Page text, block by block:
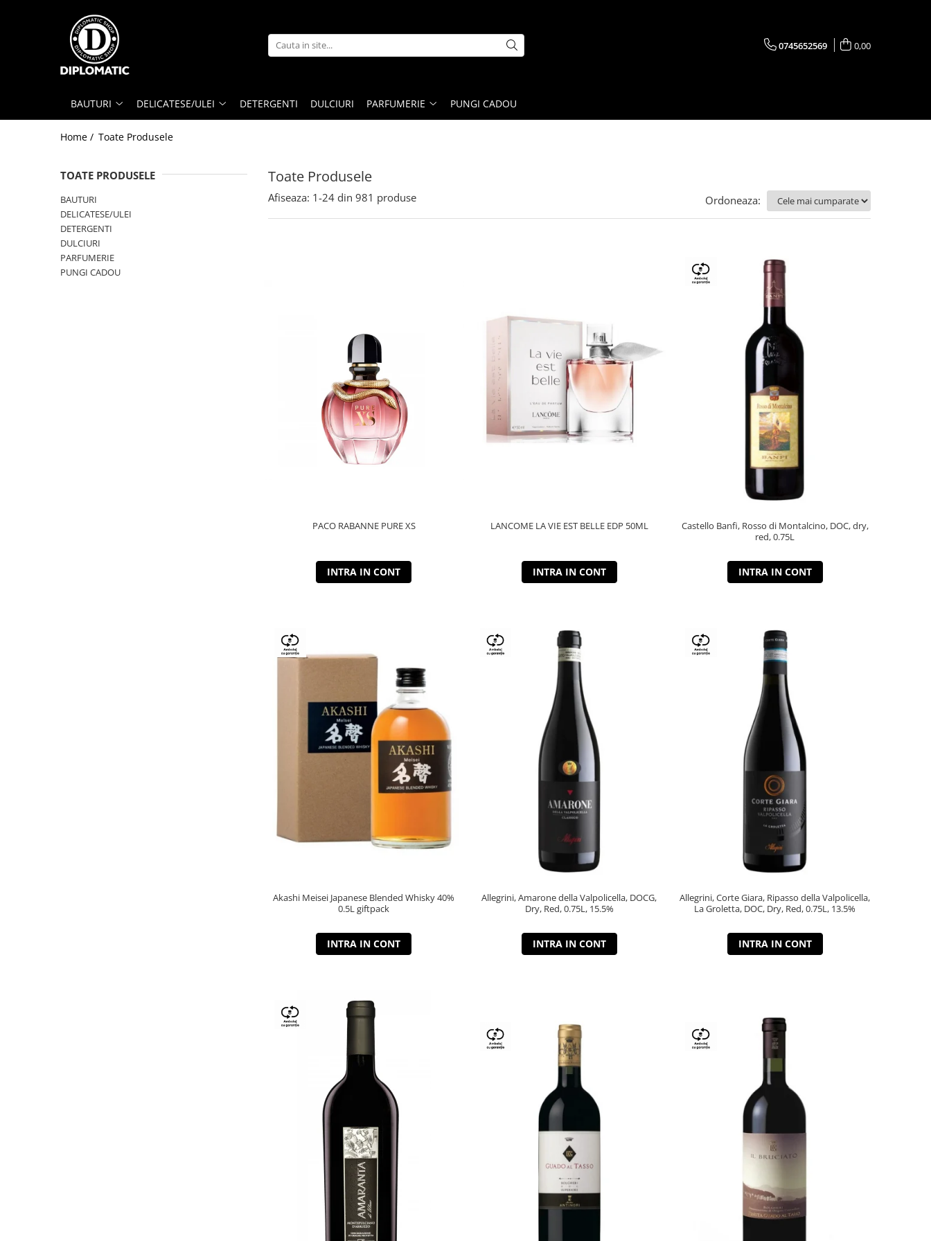
DELICATESE/ULEI
PARFUMERIE
DEODORANTE
0745652569 0,00
BAUTURI DELICATESE/ULEI DETERGENTI DULCIURI PARFUMERIE PUNGI CADOU
Home / Toate Produsele
Toate Produsele
TOATE PRODUSELE
BAUTURI
DELICATESE/ULEI
DETERGENTI
DULCIURI
PARFUMERIE
PUNGI CADOU
Afiseaza: 1-24 din 981 produse Ordoneaza:
PACO RABANNE PURE XS
INTRA IN CONT
LANCOME LA VIE EST BELLE EDP 50ML
INTRA IN CONT
Castello Banfi, Rosso di Montalcino, DOC, dry,
red, 0.75L
INTRA IN CONT
Akashi Meisei Japanese Blended Whisky 40%
0.5L giftpack
INTRA IN CONT
Allegrini, Amarone della Valpolicella, DOCG,
Dry, Red, 0.75L, 15.5%
INTRA IN CONT
Allegrini, Corte Giara, Ripasso della Valpolicella,
La Groletta, DOC, Dry, Red, 0.75L, 13.5%
INTRA IN CONT